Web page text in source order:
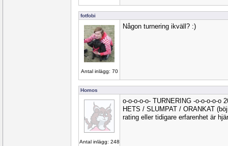
fotfobi
Antal inlägg: 70
Någon turnering ikväll? :)
Homos
Antal inlägg: 248
o-o-o-o-o- TURNERING -o-o-o-o-o
HETS / SLUMPAT / ORANKAT
rating eller tidigare erfarenhet är